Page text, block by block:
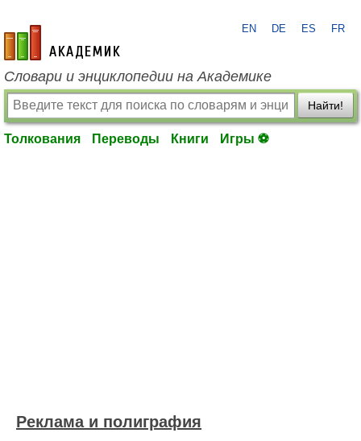
academic.ru
EN DE ES FR
Словари и энциклопедии на Академике
Найти!
Толкования Переводы Книги Игры ⚽
Реклама и полиграфия